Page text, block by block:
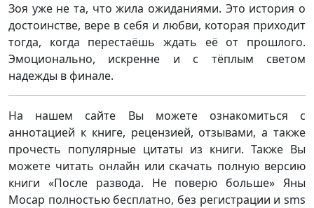
Зоя уже не та, что жила ожиданиями. Это история о
достоинстве, вере в себя и любви, которая приходит
тогда, когда перестаёшь ждать её от прошлого.
Эмоционально, искренне и с тёплым светом
надежды в финале.
На нашем сайте Вы можете ознакомиться с
аннотацией к книге, рецензией, отзывами, а также
прочесть популярные цитаты из книги. Также Вы
можете читать онлайн или скачать полную версию
книги «После развода. Не поверю больше» Яны
Мосар полностью бесплатно, без регистрации и sms